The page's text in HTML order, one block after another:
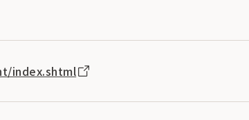
index.shtml